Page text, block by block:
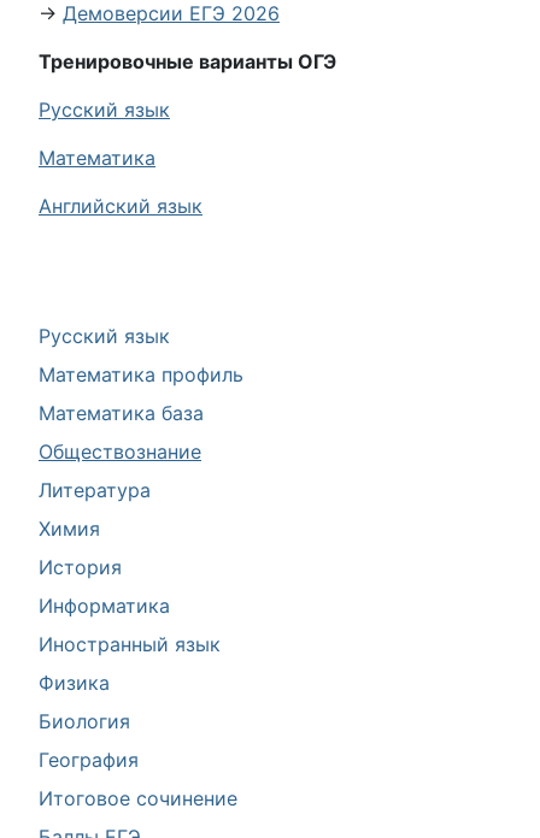
Русский язык
Математика профиль
Математика база
Обществознание
Литература
Химия
История
Информатика
Иностранный язык
Физика
Биология
География
Итоговое сочинение
→ Демоверсии ЕГЭ 2026
Тренировочные варианты ОГЭ
Русский язык
Математика
Английский язык